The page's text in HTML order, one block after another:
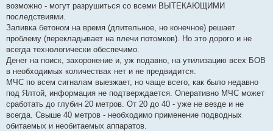
возможно - могут разрушиться со всеми ВЫТЕКАЮЩИМИ
последствиями.
Заливка бетоном на время (длительное, но конечное) решает
проблему (перекладывает на плечи потомков). Но это дорого и не
всегда технологически обеспечимо.
Денег на поиск, захоронение и, уж подавно, на утилизацию всех БОВ
в необходимых количествах нет и не предвидится.
МЧС по всем сигналам выезжает, но чаще всего, как было недавно
под Ялтой, информация не подтверждается. Оперативно МЧС может
сработать до глубин 20 метров. От 20 до 40 - уже не везде и не
всегда. Свыше 40 метров - необходимо применение подводных
обитаемых и необитаемых аппаратов.